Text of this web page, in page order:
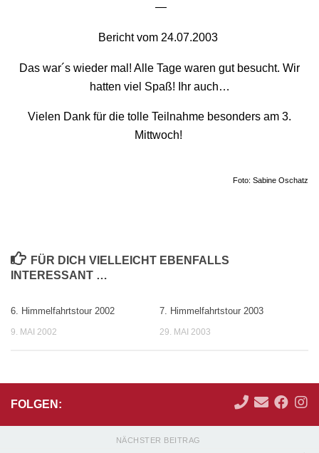
—
Bericht vom 24.07.2003
Das war´s wieder mal! Alle Tage waren gut besucht. Wir
hatten viel Spaß! Ihr auch…
Vielen Dank für die tolle Teilnahme besonders am 3.
Mittwoch!
Foto: Sabine Oschatz
FÜR DICH VIELLEICHT EBENFALLS
INTERESSANT …
6. Himmelfahrtstour 2002
9. MAI 2002
7. Himmelfahrtstour 2003
29. MAI 2003
FOLGEN:
NÄCHSTER BEITRAG